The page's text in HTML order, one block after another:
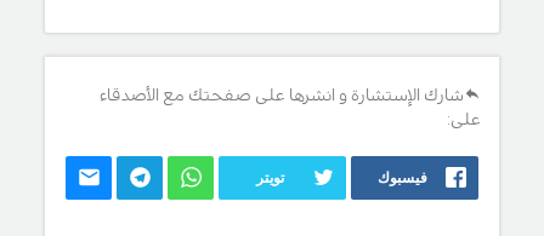
شارك الإستشارة و انشرها على صفحتك مع الأصدقاء
على:
فيسبوك تويتر